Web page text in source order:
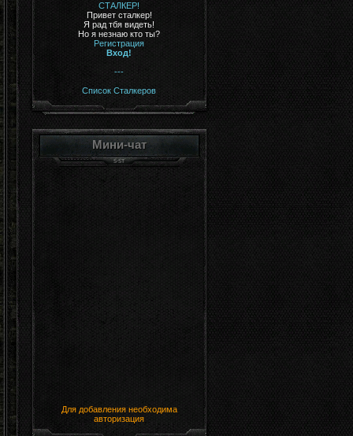
СТАЛКЕР!
Привет сталкер!
Я рад тбя видеть!
Но я незнаю кто ты?
Регистрация
Вход!
---
Список Сталкеров
Мини-чат
Для добавления необходима
авторизация